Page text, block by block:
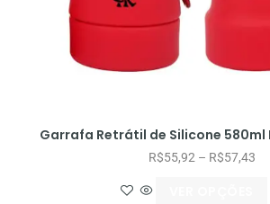
Garrafa Retrátil de Silicone 580ml
R$55,92 – R$57,43